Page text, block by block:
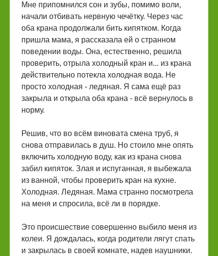
Мне припомнился сон и зубы, помимо воли,
начали отбивать нервную чечётку. Через час
оба крана продолжали бить кипятком. Когда
пришла мама, я рассказала ей о странном
поведении воды. Она, естественно, решила
проверить, отрыла холодный кран и... из крана
действительно потекла холодная вода. Не
просто холодная - ледяная. Я сама ещё раз
закрыла и открыла оба крана - всё вернулось в
норму.
Решив, что во всём виновата смена труб, я
снова отправилась в душ. Но стоило мне опять
включить холодную воду, как из крана снова
забил кипяток. Злая и испуганная, я выбежала
из ванной, чтобы проверить кран на кухне.
Холодная. Ледяная. Мама странно посмотрела
на меня и спросила, всё ли в порядке.
Это происшествие совершенно выбило меня из
колеи. Я дождалась, когда родители лягут спать
и закрылась в своей комнате, надев наушники.